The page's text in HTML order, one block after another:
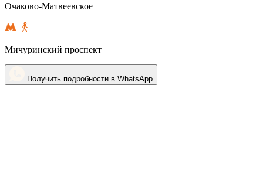
Очаково-Матвеевское
Мичуринский проспект
Получить подробности в WhatsApp